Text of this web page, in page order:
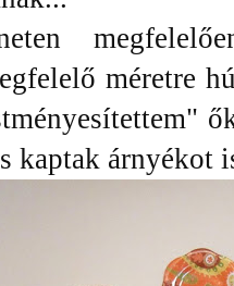
méretre
kaptak árnyékot